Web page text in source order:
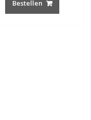
Bestellen